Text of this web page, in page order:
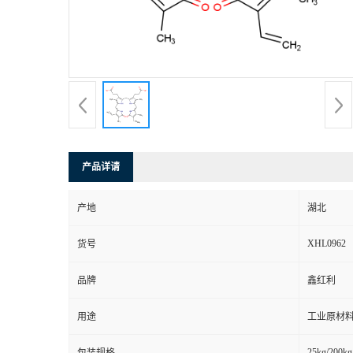
产品详请
产地 湖北
货号 XHL0962
品牌 鑫红利
用途 工业原材